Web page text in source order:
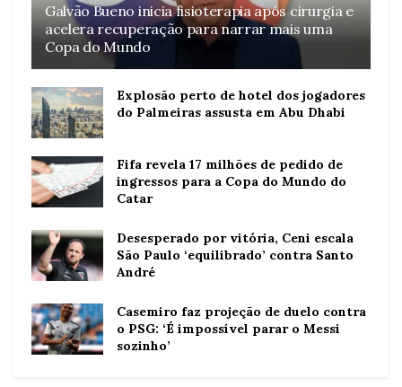
Galvão Bueno inicia fisioterapia após cirurgia e
acelera recuperação para narrar mais uma
Copa do Mundo
Explosão perto de hotel dos jogadores
do Palmeiras assusta em Abu Dhabi
Fifa revela 17 milhões de pedido de
ingressos para a Copa do Mundo do
Catar
Desesperado por vitória, Ceni escala
São Paulo ‘equilibrado’ contra Santo
André
Casemiro faz projeção de duelo contra
o PSG: ‘É impossível parar o Messi
sozinho’